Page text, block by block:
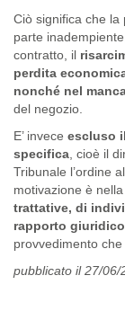
Ciò significa che
parte
contratto, il
perdita
nonché nel
del negozio.
E’ invece escluso
specifica , cioè il
Tribunale l’ordine
motivazione è nella
trattative, di
rapporto giuridico
provvedimento
pubblicato il 27/06/